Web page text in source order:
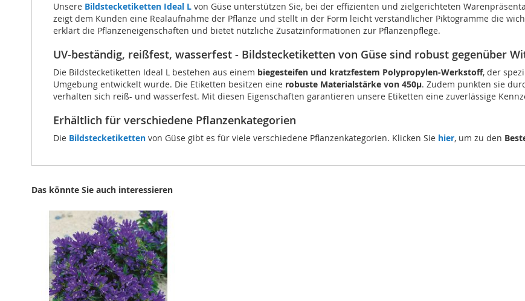
Unsere Bildstecketiketten Ideal L von Güse unterstützen Sie, bei der effizienten und zielgerichteten
zeigt dem Kunden eine Realaufnahme der Pflanze und stellt in der Form leicht verständlicher Piktogramme die
erklärt die Pflanzeneigenschaften und bietet nützliche Zusatzinformationen zur Pflanzenpflege.
UV-beständig, reißfest, wasserfest - Bildstecketiketten von Güse sind robust gegenüber
Die Bildstecketiketten Ideal L bestehen aus einem biegesteifen und kratzfestem Polypropylen-Werkstoff, der
Umgebung entwickelt wurde. Die Etiketten besitzen eine robuste Materialstärke von 450µ. Zudem punkten sie
verhalten sich reiß- und wasserfest. Mit diesen Eigenschaften garantieren unsere Etiketten eine zuverlässige
Erhältlich für verschiedene Pflanzenkategorien
Die Bildstecketiketten von Güse gibt es für viele verschiedene Pflanzenkategorien. Klicken Sie hier, um zu den
Das könnte Sie auch interessieren